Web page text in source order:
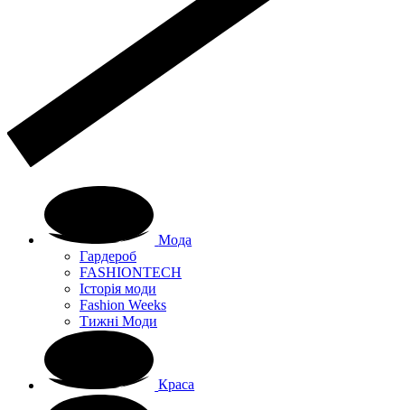
Мода
Гардероб
FASHIONTECH
Історія моди
Fashion Weeks
Тижні Моди
Краса